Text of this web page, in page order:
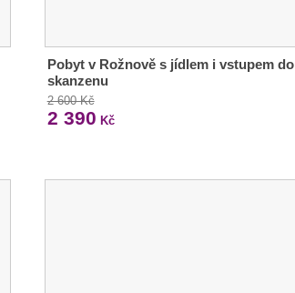
Pobyt v Rožnově s jídlem i vstupem do
skanzenu
2 600 Kč
2 390 Kč